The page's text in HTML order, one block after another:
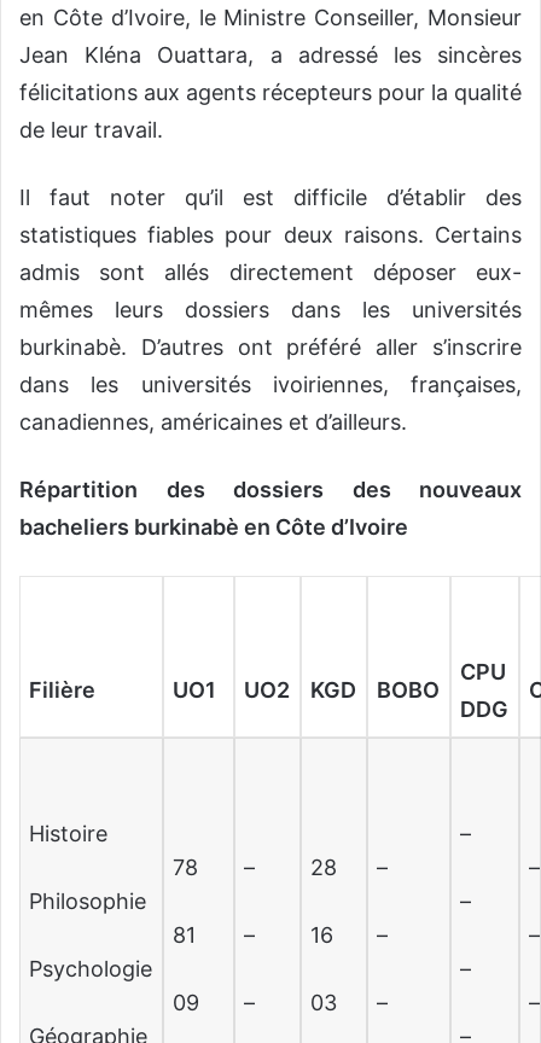
en Côte d’Ivoire, le Ministre Conseiller, Monsieur
Jean Kléna Ouattara, a adressé les sincères
félicitations aux agents récepteurs pour la qualité
de leur travail.
Il faut noter qu’il est difficile d’établir des
statistiques fiables pour deux raisons. Certains
admis sont allés directement déposer eux-
mêmes leurs dossiers dans les universités
burkinabè. D’autres ont préféré aller s’inscrire
dans les universités ivoiriennes, françaises,
canadiennes, américaines et d’ailleurs.
Répartition des dossiers des nouveaux
bacheliers burkinabè en Côte d’Ivoire
Filière UO1 UO2 KGD BOBO
CPU
DDG
Histoire
Philosophie
Psychologie
Géographie
78
81
09
–
–
–
28
16
03
–
–
–
–
–
–
–
–
–
–